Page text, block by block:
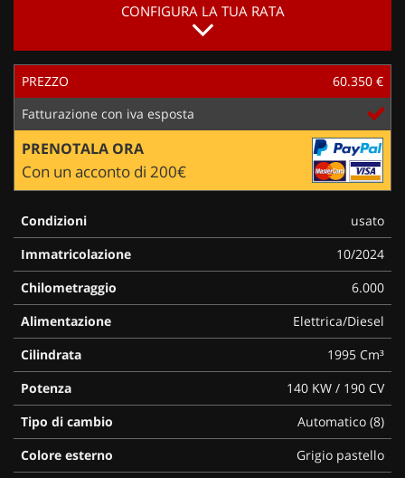
CONFIGURA LA TUA RATA
PREZZO
60.350 €
Fatturazione con iva esposta
PRENOTALA ORA
Con un acconto di 200€
Condizioni
usato
Immatricolazione
10/2024
Chilometraggio
6.000
Alimentazione
Elettrica/Diesel
Cilindrata
1995 Cm³
Potenza
140 KW / 190 CV
Tipo di cambio
Automatico (8)
Colore esterno
Grigio pastello